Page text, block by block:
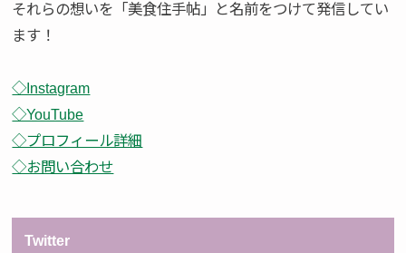
それらの想いを「美食住手帖」と名前をつけて発信してい
ます！
◇Instagram
◇YouTube
◇プロフィール詳細
◇お問い合わせ
Twitter